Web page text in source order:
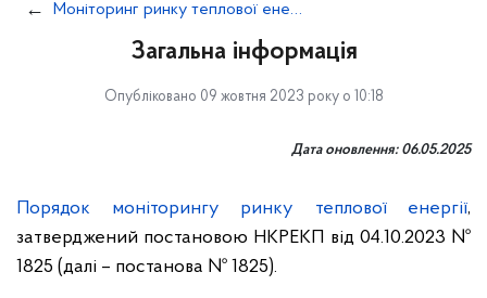
Моніторинг ринку теплової енергії
Загальна інформація
Опубліковано 09 жовтня 2023 року о 10:18
Дата оновлення: 06.05.2025
Порядок моніторингу ринку теплової енергії,
затверджений постановою НКРЕКП від 04.10.2023 №
1825 (далі – постанова № 1825).